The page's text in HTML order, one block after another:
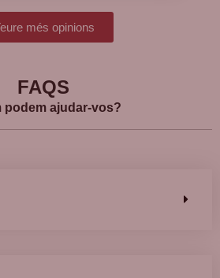
més opinions
FAQS
podem ajudar-vos?